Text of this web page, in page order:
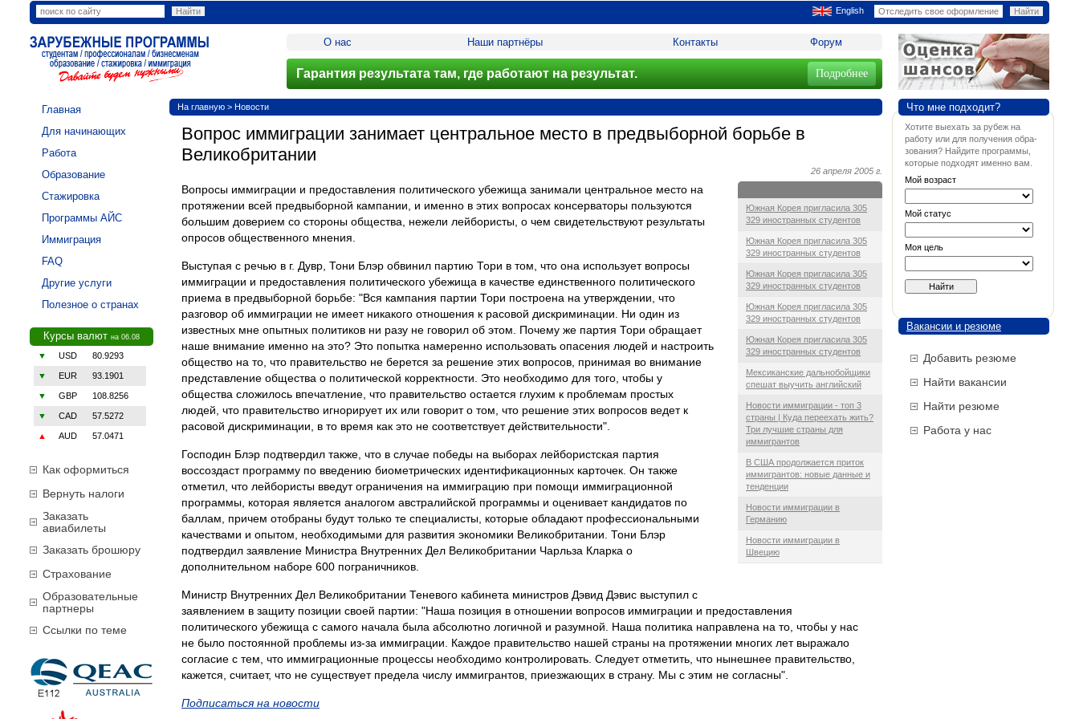
English
О нас Наши партнёры Контакты Форум
Гарантия результата там, где работают на результат. Подробнее
Главная
Для начинающих
Работа
Образование
Стажировка
Программы АЙС
Иммиграция
FAQ
Другие услуги
Полезное о странах
Курсы валют на 06.08
▼ USD 80.9293
▼ EUR 93.1901
▼ GBP 108.8256
▼ CAD 57.5272
▲ AUD 57.0471
Как оформиться
Вернуть налоги
Заказать
авиабилеты
Заказать брошюру
Страхование
Образовательные
партнеры
Ссылки по теме
На главную > Новости
Вопрос иммиграции занимает центральное место в предвыборной борьбе в
Великобритании
26 апреля 2005 г.
Южная Корея пригласила 305
329 иностранных студентов
Южная Корея пригласила 305
329 иностранных студентов
Южная Корея пригласила 305
329 иностранных студентов
Южная Корея пригласила 305
329 иностранных студентов
Южная Корея пригласила 305
329 иностранных студентов
Мексиканские дальнобойщики
спешат выучить английский
Новости иммиграции - топ 3
страны | Куда переехать жить?
Три лучшие страны для
иммигрантов
В США продолжается приток
иммигрантов: новые данные и
тенденции
Новости иммиграции в
Германию
Новости иммиграции в
Швецию
Вопросы иммиграции и предоставления политического убежища занимали центральное место на
протяжении всей предвыборной кампании, и именно в этих вопросах консерваторы пользуются
большим доверием со стороны общества, нежели лейбористы, о чем свидетельствуют результаты
опросов общественного мнения.
Выступая с речью в г. Дувр, Тони Блэр обвинил партию Тори в том, что она использует вопросы
иммиграции и предоставления политического убежища в качестве единственного политического
приема в предвыборной борьбе: "Вся кампания партии Тори построена на утверждении, что
разговор об иммиграции не имеет никакого отношения к расовой дискриминации. Ни один из
известных мне опытных политиков ни разу не говорил об этом. Почему же партия Тори обращает
наше внимание именно на это? Это попытка намеренно использовать опасения людей и настроить
общество на то, что правительство не берется за решение этих вопросов, принимая во внимание
представление общества о политической корректности. Это необходимо для того, чтобы у
общества сложилось впечатление, что правительство остается глухим к проблемам простых
людей, что правительство игнорирует их или говорит о том, что решение этих вопросов ведет к
расовой дискриминации, в то время как это не соответствует действительности".
Господин Блэр подтвердил также, что в случае победы на выборах лейбористская партия
воссоздаст программу по введению биометрических идентификационных карточек. Он также
отметил, что лейбористы введут ограничения на иммиграцию при помощи иммиграционной
программы, которая является аналогом австралийской программы и оценивает кандидатов по
баллам, причем отобраны будут только те специалисты, которые обладают профессиональными
качествами и опытом, необходимыми для развития экономики Великобритании. Тони Блэр
подтвердил заявление Министра Внутренних Дел Великобритании Чарльза Кларка о
дополнительном наборе 600 пограничников.
Министр Внутренних Дел Великобритании Теневого кабинета министров Дэвид Дэвис выступил с
заявлением в защиту позиции своей партии: "Наша позиция в отношении вопросов иммиграции и предоставления
политического убежища с самого начала была абсолютно логичной и разумной. Наша политика направлена на то, чтобы у нас
не было постоянной проблемы из-за иммиграции. Каждое правительство нашей страны на протяжении многих лет выражало
согласие с тем, что иммиграционные процессы необходимо контролировать. Следует отметить, что нынешнее правительство,
кажется, считает, что не существует предела числу иммигрантов, приезжающих в страну. Мы с этим не согласны".
Подписаться на новости
Что мне подходит?
Хотите выехать за рубеж на
работу или для получения обра-
зования? Найдите программы,
которые подходят именно вам.
Мой возраст
Мой статус
Моя цель
Вакансии и резюме
Добавить резюме
Найти вакансии
Найти резюме
Работа у нас